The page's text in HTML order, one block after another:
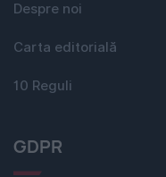
Despre noi
Carta editorială
10 Reguli
GDPR